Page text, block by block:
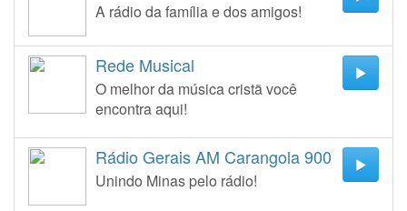
A rádio da família e dos amigos!
Rede Musical
O melhor da música cristã você
encontra aqui!
Rádio Gerais AM Carangola 900
Unindo Minas pelo rádio!